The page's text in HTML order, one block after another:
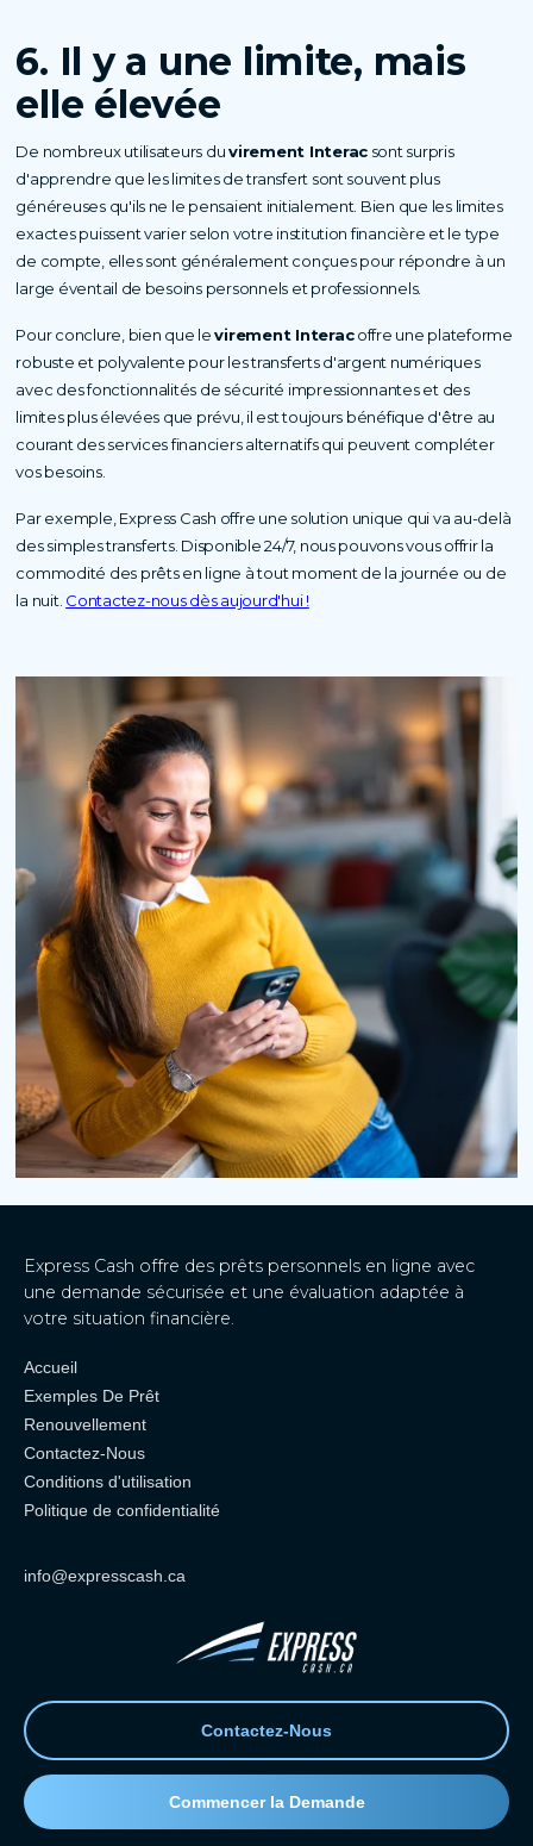
6. Il y a une limite, mais
elle élevée
De nombreux utilisateurs duvirement Interac sont surpris
d'apprendre que les limites de transfert sont souvent plus
généreuses qu'ils ne le pensaient initialement. Bien que les limites
exactes puissent varier selon votre institution financière et le type
de compte, elles sont généralement conçues pour répondre à un
large éventail de besoins personnels et professionnels.
Pour conclure, bien que levirement Interacoffre une plateforme
robuste et polyvalente pour les transferts d'argent numériques
avec des fonctionnalités de sécurité impressionnantes et des
limites plus élevées que prévu, il est toujours bénéfique d'être au
courant des services financiers alternatifs qui peuvent compléter
vos besoins.
Par exemple, Express Cash offre une solution unique qui va au-delà
des simples transferts. Disponible 24/7, nous pouvons vous offrir la
commodité des prêts en ligne à tout moment de la journée ou de
la nuit. Contactez-nous dès aujourd'hui !
Express Cash offre des prêts personnels en ligne avec
une demande sécurisée et une évaluation adaptée à
votre situation financière.
Accueil
Exemples De Prêt
Renouvellement
Contactez-Nous
Conditions d'utilisation
Politique de confidentialité
info@expresscash.ca
Contactez-Nous
Commencer la Demande